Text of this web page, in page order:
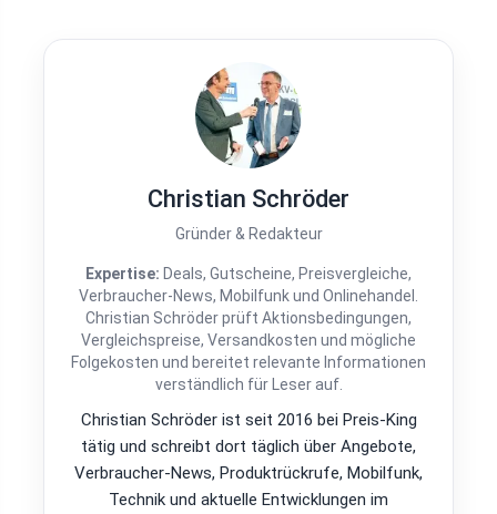
Christian Schröder
Gründer & Redakteur
Expertise: Deals, Gutscheine, Preisvergleiche,
Verbraucher-News, Mobilfunk und Onlinehandel.
Christian Schröder prüft Aktionsbedingungen,
Vergleichspreise, Versandkosten und mögliche
Folgekosten und bereitet relevante Informationen
verständlich für Leser auf.
Christian Schröder ist seit 2016 bei Preis-King
tätig und schreibt dort täglich über Angebote,
Verbraucher-News, Produktrückrufe, Mobilfunk,
Technik und aktuelle Entwicklungen im